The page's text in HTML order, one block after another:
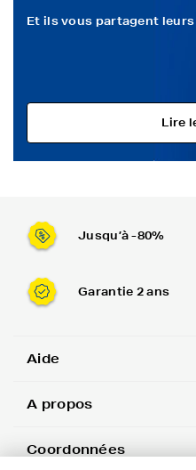
Et ils vous partagent leurs
Lire
Jusqu’à -80%
Garantie 2 ans
Aide
A propos
Coordonnées